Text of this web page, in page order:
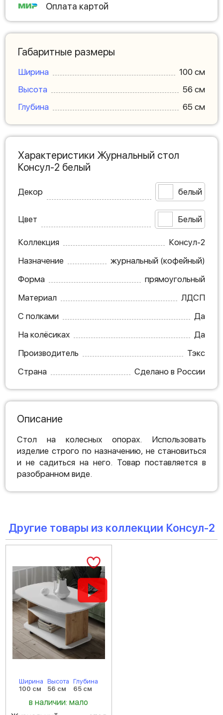
Оплата картой
Габаритные размеры
Ширина
100 см
Высота
56 см
Глубина
65 см
Характеристики Журнальный стол
Консул-2 белый
Декор белый
Цвет Белый
Коллекция
Консул-2
Назначение
журнальный (кофейный)
Форма
прямоугольный
Материал
ЛДСП
С полками
Да
На колёсиках
Да
Производитель
Тэкс
Страна
Сделано в России
Описание
Стол на колесных опорах. Использовать
изделие строго по назначению, не становиться
и не садиться на него. Товар поставляется в
разобранном виде.
Другие товары из коллекции Консул-2
Ширина
100 см
Высота
56 см
Глубина
65 см
в наличии: мало